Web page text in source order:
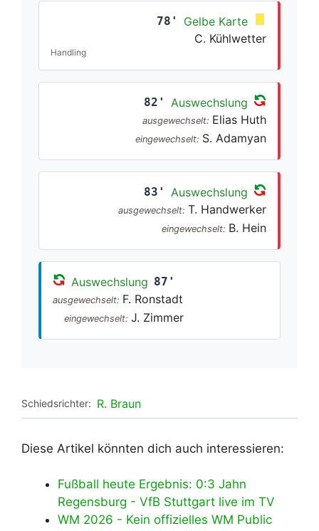
78'
Gelbe Karte
C. Kühlwetter
Handling
82' Auswechslung
ausgewechselt: Elias Huth
eingewechselt: S. Adamyan
83' Auswechslung
ausgewechselt: T. Handwerker
eingewechselt: B. Hein
Auswechslung 87'
ausgewechselt: F. Ronstadt
eingewechselt: J. Zimmer
Schiedsrichter: R. Braun
Diese Artikel könnten dich auch interessieren:
Fußball heute Ergebnis: 0:3 Jahn
Regensburg - VfB Stuttgart live im TV
WM 2026 - Kein offizielles WM Public